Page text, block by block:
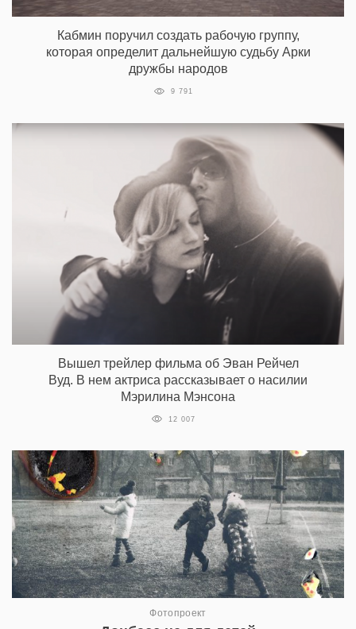
Кабмин поручил создать рабочую группу,
которая определит дальнейшую судьбу Арки
дружбы народов
9 791
Вышел трейлер фильма об Эван Рейчел
Вуд. В нем актриса рассказывает о насилии
Мэрилина Мэнсона
12 007
Фотопроект